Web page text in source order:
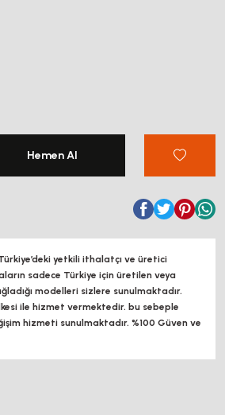
Hemen Al
yetkili ithalatçı ve üretici
sadece Türkiye için üretilen veya
modelleri sizlere sunulmaktadır.
ile hizmet vermektedir. bu sebeple
hizmeti sunulmaktadır. %100 Güven ve